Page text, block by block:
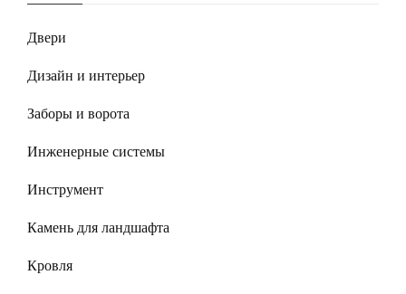
Двери
Дизайн и интерьер
Заборы и ворота
Инженерные системы
Инструмент
Камень для ландшафта
Кровля